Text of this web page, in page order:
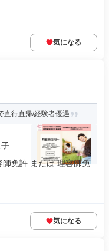
気になる
直行直帰/経験者優遇
免許 または 理容師免
気になる